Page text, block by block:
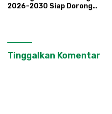
2026-2030 Siap Dorong
Tinggalkan Komentar